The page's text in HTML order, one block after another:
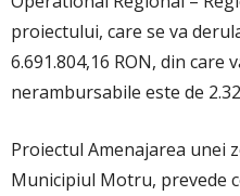
proiectului, care se va
6.691.804,16 RON, din care
nerambursabile este de
Proiectul Amenajarea unei
Municipiul Motru, prevede